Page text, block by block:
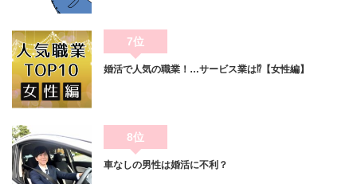
7位
婚活で人気の職業！…サービス業は⁉【女性編】
8位
車なしの男性は婚活に不利？